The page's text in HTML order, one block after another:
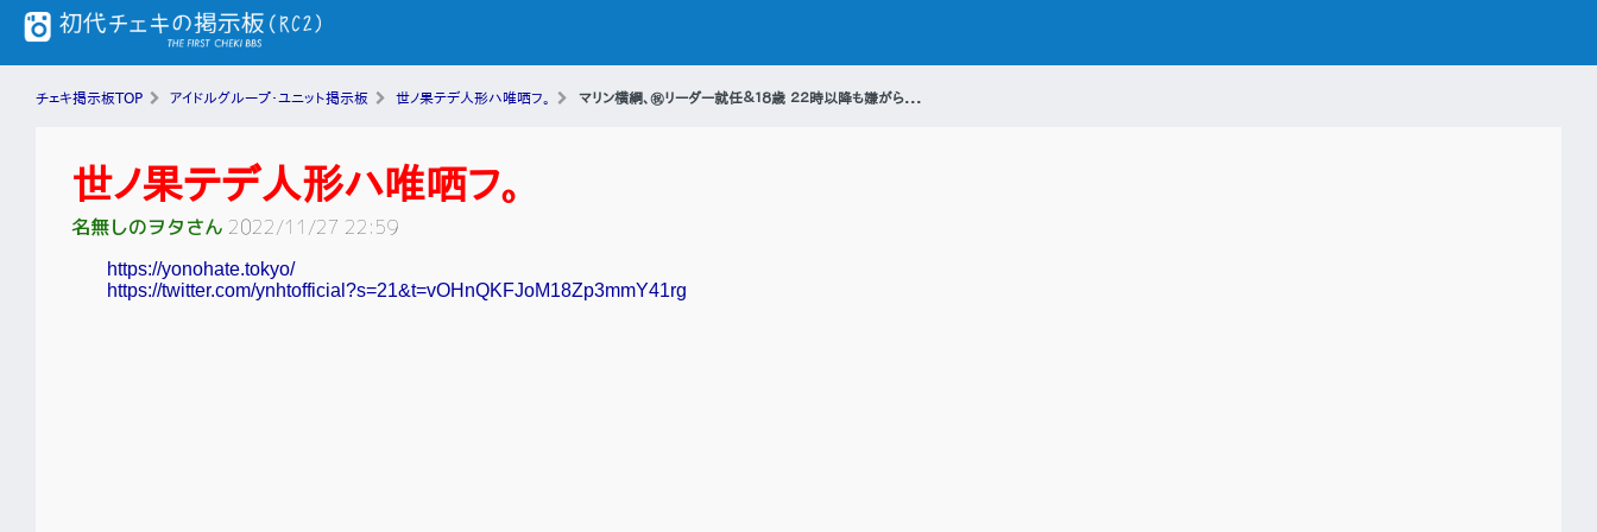
チェキ掲示板TOP アイドルグループ・ユニット掲示板 世ノ果テデ人形ハ唯哂フ。 マリン横綱、㊗リーダー就任＆１８歳 ２２時以降も嫌がら...
世ノ果テデ人形ハ唯哂フ。
名無しのヲタさん 2022/11/27 22:59
https://yonohate.tokyo/
https://twitter.com/ynhtofficial?s=21&t=vOHnQKFJoM18Zp3mmY41rg